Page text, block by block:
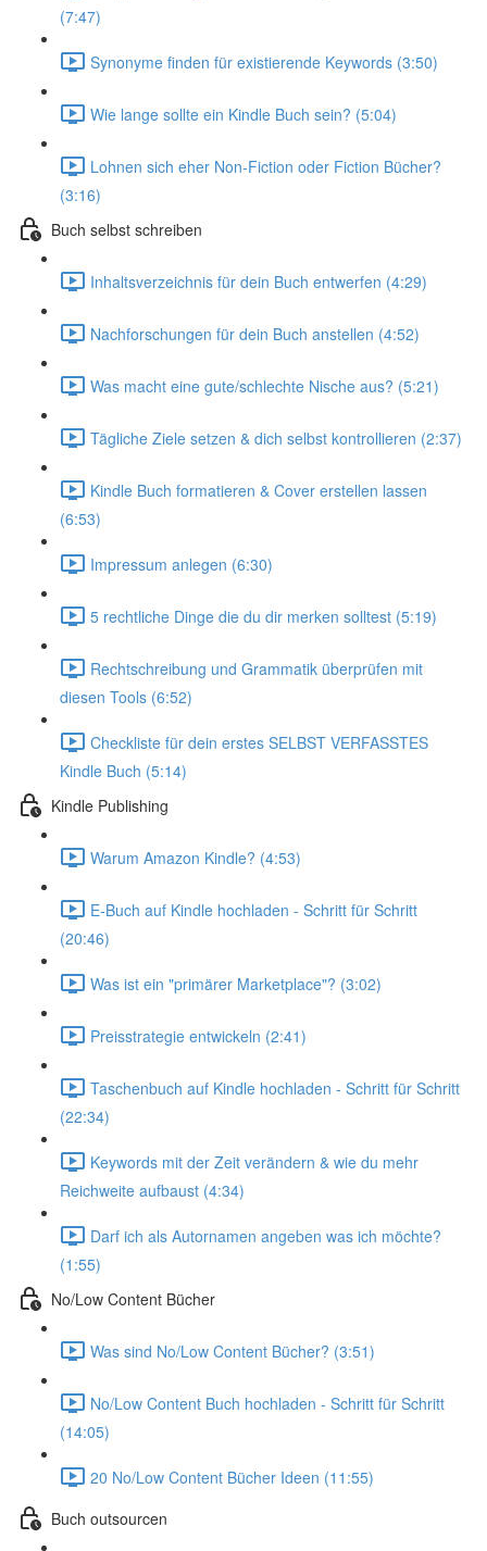
(7:47)
Synonyme finden für existierende Keywords (3:50)
Wie lange sollte ein Kindle Buch sein? (5:04)
Lohnen sich eher Non-Fiction oder Fiction Bücher?
(3:16)
Buch selbst schreiben
Inhaltsverzeichnis für dein Buch entwerfen (4:29)
Nachforschungen für dein Buch anstellen (4:52)
Was macht eine gute/schlechte Nische aus? (5:21)
Tägliche Ziele setzen & dich selbst kontrollieren (2:37)
Kindle Buch formatieren & Cover erstellen lassen
(6:53)
Impressum anlegen (6:30)
5 rechtliche Dinge die du dir merken solltest (5:19)
Rechtschreibung und Grammatik überprüfen mit
diesen Tools (6:52)
Checkliste für dein erstes SELBST VERFASSTES
Kindle Buch (5:14)
Kindle Publishing
Warum Amazon Kindle? (4:53)
E-Buch auf Kindle hochladen - Schritt für Schritt
(20:46)
Was ist ein "primärer Marketplace"? (3:02)
Preisstrategie entwickeln (2:41)
Taschenbuch auf Kindle hochladen - Schritt für Schritt
(22:34)
Keywords mit der Zeit verändern & wie du mehr
Reichweite aufbaust (4:34)
Darf ich als Autornamen angeben was ich möchte?
(1:55)
No/Low Content Bücher
Was sind No/Low Content Bücher? (3:51)
No/Low Content Buch hochladen - Schritt für Schritt
(14:05)
20 No/Low Content Bücher Ideen (11:55)
Buch outsourcen